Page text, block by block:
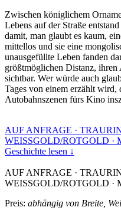
Zwischen königlichem
Lebens auf der Straße
damit, man glaubt es kaum,
mittellos und sie eine
unausgefüllte Leben fanden
größtmöglichen Distanz,
sichtbar. Wer würde auch
Tages von einem erzählt wird,
Autobahnszenen fürs Kino
AUF ANFRAGE ·
WEISSGOLD/ROTGOLD ·
Geschichte lesen ↓
AUF ANFRAGE ·
WEISSGOLD/ROTGOLD ·
Preis: abhängig von Breite,